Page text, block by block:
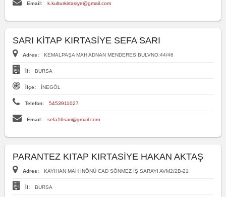
Email: k.kulturkirtasiye@gmail.com
SARI KİTAP KIRTASİYE SEFA SARI
Adres: KEMALPAŞA MAH ADNAN MENDERES BULVNO:44/46
İl: BURSA
İlçe: İNEGÖL
Telefon: 5453911027
Email: sefa16sari@gmail.com
PARANTEZ KITAP KIRTASİYE HAKAN AKTAŞ
Adres: KAYIHAN MAH İNÖNÜ CAD SÖNMEZ İŞ SARAYI AVM2/2B-21
İl: BURSA